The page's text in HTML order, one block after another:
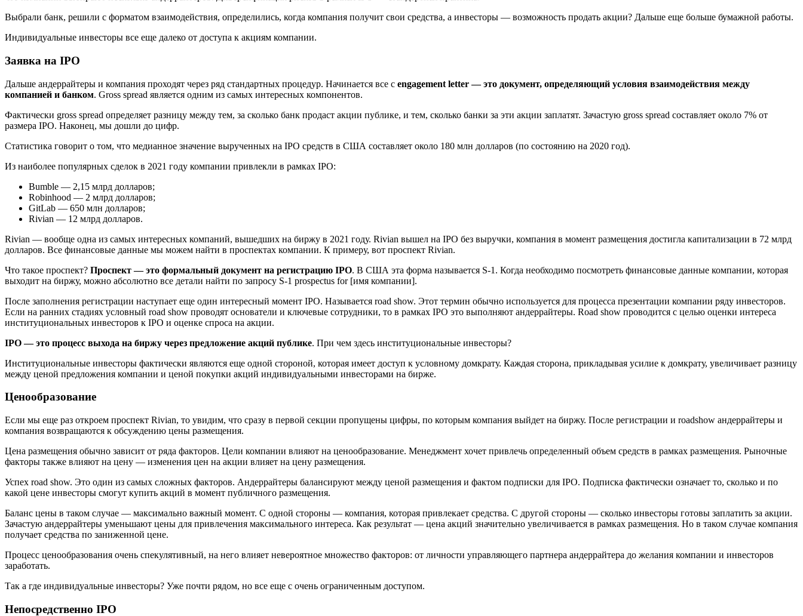
Выбрали банк, решили с форматом взаимодействия, определились, когда компания получит свои средства, а инвесторы — возможность продать акции? Дальше еще больше бумажной работы.
Индивидуальные инвесторы все еще далеко от доступа к акциям компании.
Заявка на IPO
Дальше андеррайтеры и компания проходят через ряд стандартных процедур. Начинается все с engagement letter — это документ, определяющий условия взаимодействия между
компанией и банком. Gross spread является одним из самых интересных компонентов.
Фактически gross spread определяет разницу между тем, за сколько банк продаст акции публике, и тем, сколько банки за эти акции заплатят. Зачастую gross spread составляет около 7% от
размера IPO. Наконец, мы дошли до цифр.
Статистика говорит о том, что медианное значение вырученных на IPO средств в США составляет около 180 млн долларов (по состоянию на 2020 год).
Из наиболее популярных сделок в 2021 году компании привлекли в рамках IPO:
Bumble — 2,15 млрд долларов;
Robinhood — 2 млрд долларов;
GitLab — 650 млн долларов;
Rivian — 12 млрд долларов.
Rivian — вообще одна из самых интересных компаний, вышедших на биржу в 2021 году. Rivian вышел на IPO без выручки, компания в момент размещения достигла капитализации в 72 млрд
долларов. Все финансовые данные мы можем найти в проспектах компании. К примеру, вот проспект Rivian.
Что такое проспект? Проспект — это формальный документ на регистрацию IPO. В США эта форма называется S-1. Когда необходимо посмотреть финансовые данные компании, которая
выходит на биржу, можно абсолютно все детали найти по запросу S-1 prospectus for [имя компании].
После заполнения регистрации наступает еще один интересный момент IPO. Называется road show. Этот термин обычно используется для процесса презентации компании ряду инвесторов.
Если на ранних стадиях условный road show проводят основатели и ключевые сотрудники, то в рамках IPO это выполняют андеррайтеры. Road show проводится с целью оценки интереса
институциональных инвесторов к IPO и оценке спроса на акции.
IPO — это процесс выхода на биржу через предложение акций публике. При чем здесь институциональные инвесторы?
Институциональные инвесторы фактически являются еще одной стороной, которая имеет доступ к условному домкрату. Каждая сторона, прикладывая усилие к домкрату, увеличивает разницу
между ценой предложения компании и ценой покупки акций индивидуальными инвесторами на бирже.
Ценообразование
Если мы еще раз откроем проспект Rivian, то увидим, что сразу в первой секции пропущены цифры, по которым компания выйдет на биржу. После регистрации и roadshow андеррайтеры и
компания возвращаются к обсуждению цены размещения.
Цена размещения обычно зависит от ряда факторов. Цели компании влияют на ценообразование. Менеджмент хочет привлечь определенный объем средств в рамках размещения. Рыночные
факторы также влияют на цену — изменения цен на акции влияет на цену размещения.
Успех road show. Это один из самых сложных факторов. Андеррайтеры балансируют между ценой размещения и фактом подписки для IPO. Подписка фактически означает то, сколько и по
какой цене инвесторы смогут купить акций в момент публичного размещения.
Баланс цены в таком случае — максимально важный момент. С одной стороны — компания, которая привлекает средства. С другой стороны — сколько инвесторы готовы заплатить за акции.
Зачастую андеррайтеры уменьшают цены для привлечения максимального интереса. Как результат — цена акций значительно увеличивается в рамках размещения. Но в таком случае компания
получает средства по заниженной цене.
Процесс ценообразования очень спекулятивный, на него влияет невероятное множество факторов: от личности управляющего партнера андеррайтера до желания компании и инвесторов
заработать.
Так а где индивидуальные инвесторы? Уже почти рядом, но все еще с очень ограниченным доступом.
Непосредственно IPO